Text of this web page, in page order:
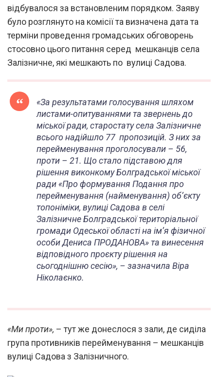
відбувалося за встановленим порядком. Заяву
було розглянуто на комісії та визначена дата та
терміни проведення громадських обговорень
стосовно цього питання серед мешканців села
Залізничне, які мешкають по вулиці Садова.
«За результатами голосування шляхом
листами-опитуваннями та звернень до
міської ради, старостату села Залізничне
всього надійшло 77 пропозицій. З них за
перейменування проголосували – 56,
проти – 21. Що стало підставою для
рішення виконкому Болградської міської
ради «Про формування Подання про
перейменування (найменування) об’єкту
топоніміки, вулиці Садова в селі
Залізничне Болградської територіальної
громади Одеської області на ім’я фізичної
особи Дениса ПРОДАНОВА» та винесення
відповідного проєкту рішення на
сьогоднішню сесію», – зазначила Віра
Ніколаєнко.
«Ми проти», – тут же донеслося з зали, де сиділа
група противників перейменування – мешканців
вулиці Садова з Залізничного.